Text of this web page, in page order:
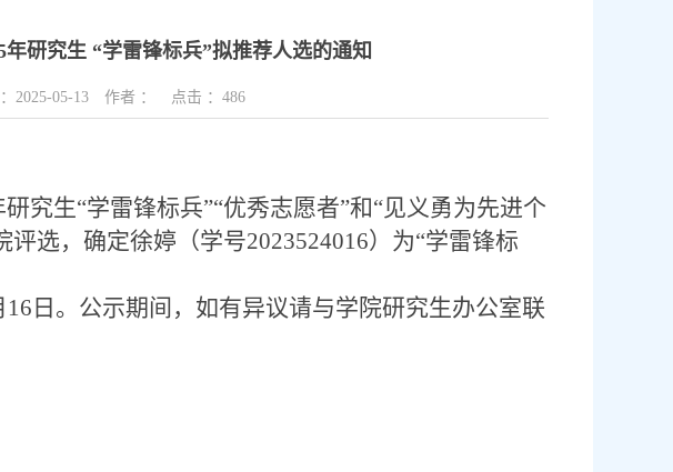
研究生 “学雷锋标兵”拟推荐人选的通知
2025-05-13 作者 ： 点击 ： 486
研究生“学雷锋标兵”“优秀志愿者”和“见义勇为先进个
评选，确定徐婷（学号2023524016）为“学雷锋标
16 日。公示期间，如有异议请与学院研究生办公室联